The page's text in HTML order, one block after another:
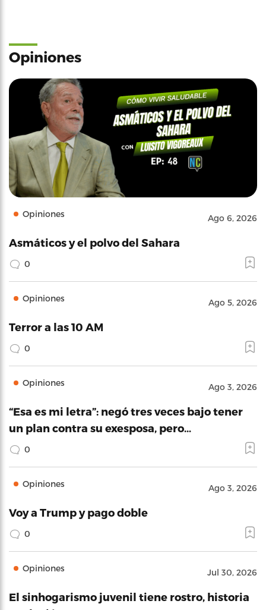
Opiniones
Opiniones Ago 6, 2026
Asmáticos y el polvo del Sahara
0
Opiniones Ago 5, 2026
Terror a las 10 AM
0
Opiniones Ago 3, 2026
“Esa es mi letra”: negó tres veces bajo tener
un plan contra su exesposa, pero…
0
Opiniones Ago 3, 2026
Voy a Trump y pago doble
0
Opiniones Jul 30, 2026
El sinhogarismo juvenil tiene rostro, historia